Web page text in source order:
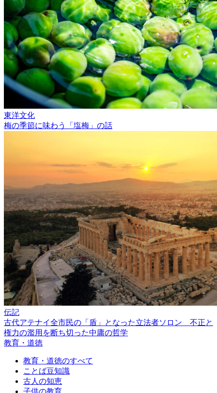
東洋文化
梅の季節に味わう「塩梅」の話
伝記
古代アテナイ全市民の「盾」となった立法者ソロン 不正と
権力の濫用を断ち切った中庸の哲学
教育・道徳
教育・道徳のすべて
ことば豆知識
古人の知恵
子供の教育